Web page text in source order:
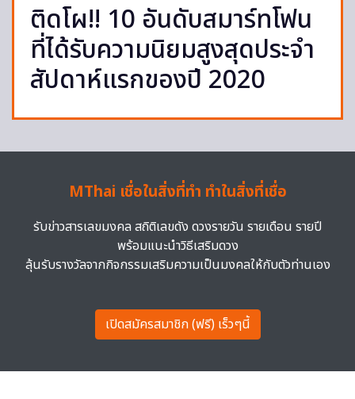
ติดโผ!! 10 อันดับสมาร์ทโฟน
ที่ได้รับความนิยมสูงสุดประจำ
สัปดาห์แรกของปี 2020
MThai เชื่อในสิ่งที่ทำ ทำในสิ่งที่เชื่อ
รับข่าวสารเลขมงคล สถิติเลขดัง ดวงรายวัน รายเดือน รายปี
พร้อมแนะนำวิธีเสริมดวง
ลุ้นรับรางวัลจากกิจกรรมเสริมความเป็นมงคลให้กับตัวท่านเอง
เปิดสมัครสมาชิก (ฟรี) เร็วๆนี้